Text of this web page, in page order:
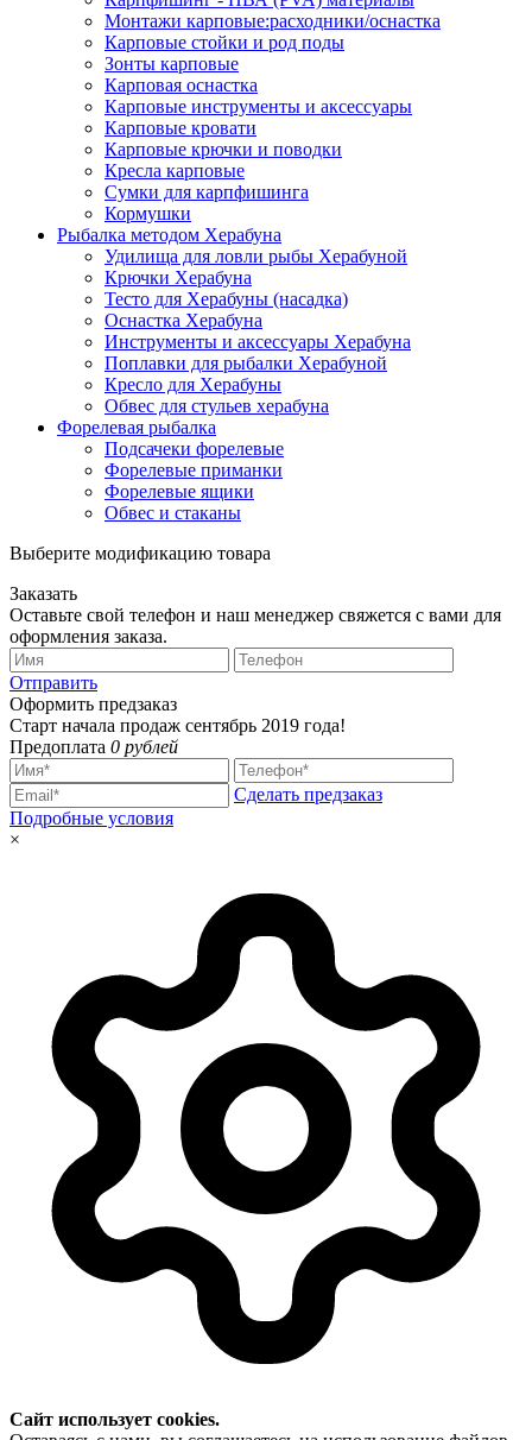
Монтажи карповые:расходники/оснастка
Карповые стойки и род поды
Зонты карповые
Карповая оснастка
Карповые инструменты и аксессуары
Карповые кровати
Карповые крючки и поводки
Кресла карповые
Сумки для карпфишинга
Кормушки
Рыбалка методом Херабуна
Удилища для ловли рыбы Херабуной
Крючки Херабуна
Тесто для Херабуны (насадка)
Оснастка Херабуна
Инструменты и аксессуары Херабуна
Поплавки для рыбалки Херабуной
Кресло для Херабуны
Обвес для стульев херабуна
Форелевая рыбалка
Подсачеки форелевые
Форелевые приманки
Форелевые ящики
Обвес и стаканы
Выберите модификацию товара
Заказать
Оставьте свой телефон и наш менеджер свяжется с вами для
оформления заказа.
Отправить
Оформить предзаказ
Старт начала продаж сентябрь 2019 года!
Предоплата 0 рублей
Сделать предзаказ
Подробные условия
×
Сайт использует cookies.